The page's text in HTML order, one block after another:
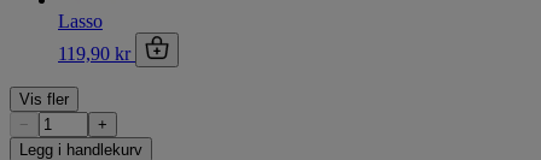
Lasso
119,90 kr
Vis fler
−
+
Legg i handlekurv